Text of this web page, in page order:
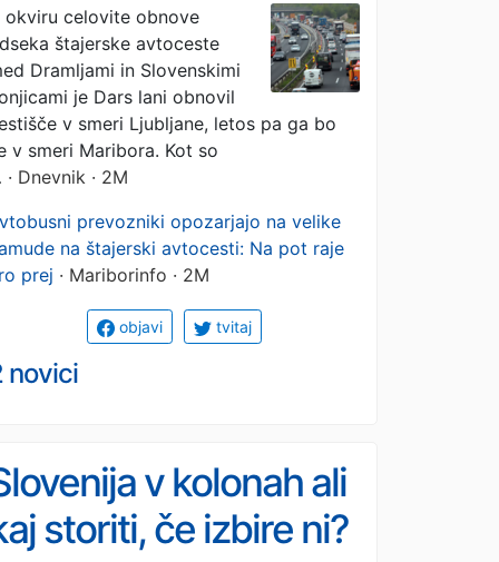
opozarjajo
možne zamude
okviru celovite obnove
štajerske avtoceste
Dramljami in Slovenskimi
je Dars lani obnovil
v smeri Ljubljane, letos pa ga bo
v smeri Maribora. Kot so
· Dnevnik · 2M
prevozniki opozarjajo na velike
na štajerski avtocesti: Na pot raje
prej · Mariborinfo · 2M
objavi tvitaj
novici
v kolonah ali
storiti, če izbire ni?